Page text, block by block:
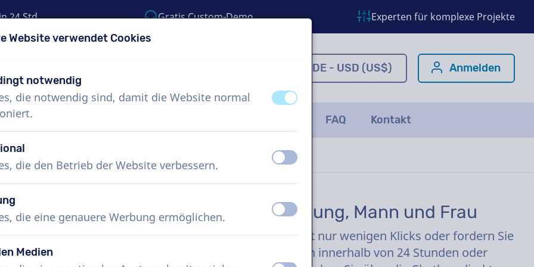
24 Std. Gratis Custom-Demo Experten für komplexe Projekte
DE - USD (US$) Anmelden
FAQ Kontakt
Niederländisch Sprecher, Radiowerbung, Mann und Frau
Buchen Sie das perfekte niederländische Voiceover mit nur wenigen Klicks oder fordern Sie
eine kostenlose Demo an. Die meisten Sprecher liefern innerhalb von 24 Stunden oder
Website verwendet Cookies
notwendig
die notwendig sind, damit die Website normal
aus
an
die den Betrieb der Website verbessern. ausan
die eine genauere Werbung ermöglichen. ausan
Medien